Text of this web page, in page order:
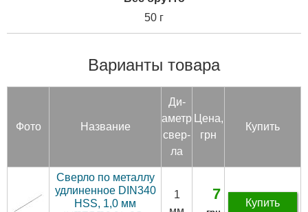
50 г
Варианты товара
Фото Название
Ди­
аметр
свер­
ла
Цена,
грн
Купить
Сверло по металлу
удлиненное DIN340
HSS, 1,0 мм
1
7
Купить